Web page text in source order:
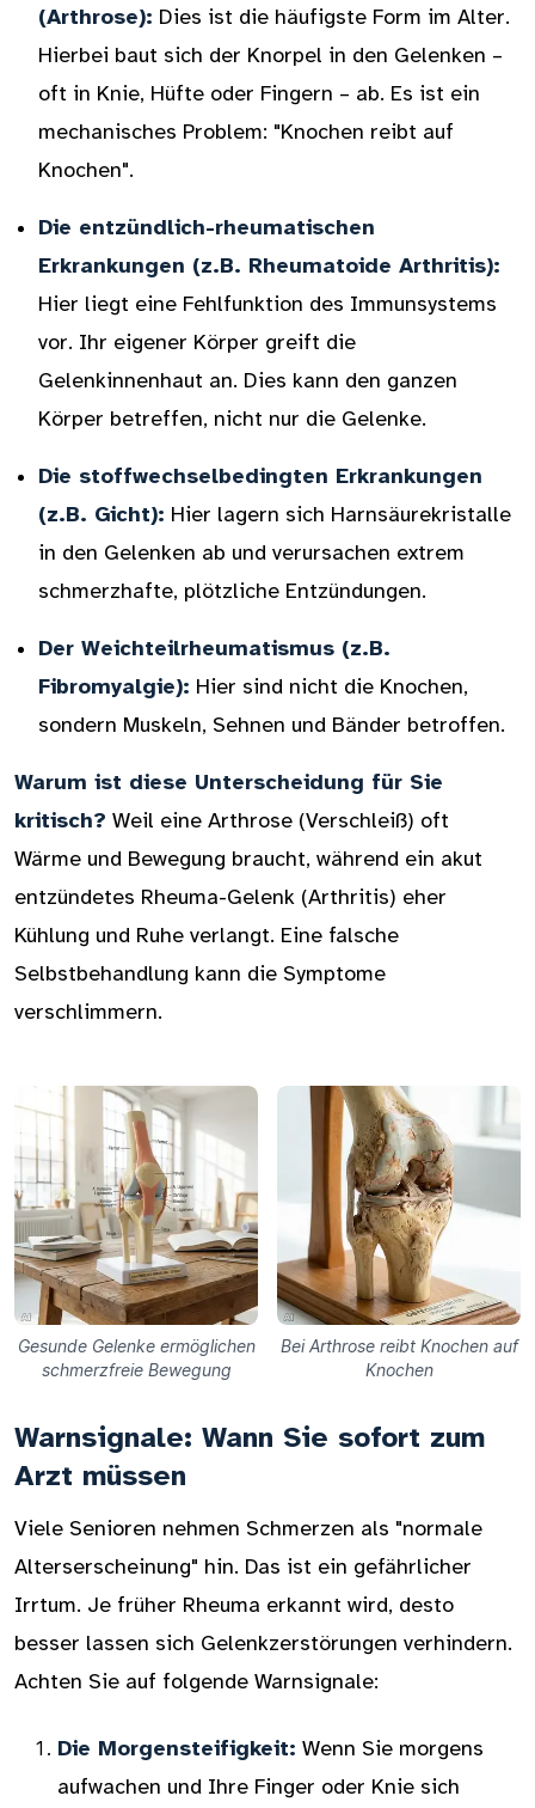
(Arthrose): Dies ist die häufigste Form im Alter.
Hierbei baut sich der Knorpel in den Gelenken –
oft in Knie, Hüfte oder Fingern – ab. Es ist ein
mechanisches Problem: "Knochen reibt auf
Knochen".
Die entzündlich-rheumatischen
Erkrankungen (z.B. Rheumatoide Arthritis):
Hier liegt eine Fehlfunktion des Immunsystems
vor. Ihr eigener Körper greift die
Gelenkinnenhaut an. Dies kann den ganzen
Körper betreffen, nicht nur die Gelenke.
Die stoffwechselbedingten Erkrankungen
(z.B. Gicht): Hier lagern sich Harnsäurekristalle
in den Gelenken ab und verursachen extrem
schmerzhafte, plötzliche Entzündungen.
Der Weichteilrheumatismus (z.B.
Fibromyalgie): Hier sind nicht die Knochen,
sondern Muskeln, Sehnen und Bänder betroffen.
Warum ist diese Unterscheidung für Sie
kritisch? Weil eine Arthrose (Verschleiß) oft
Wärme und Bewegung braucht, während ein akut
entzündetes Rheuma-Gelenk (Arthritis) eher
Kühlung und Ruhe verlangt. Eine falsche
Selbstbehandlung kann die Symptome
verschlimmern.
Gesunde Gelenke ermöglichen
schmerzfreie Bewegung
Bei Arthrose reibt Knochen auf
Knochen
Warnsignale: Wann Sie sofort zum
Arzt müssen
Viele Senioren nehmen Schmerzen als "normale
Alterserscheinung" hin. Das ist ein gefährlicher
Irrtum. Je früher Rheuma erkannt wird, desto
besser lassen sich Gelenkzerstörungen verhindern.
Achten Sie auf folgende Warnsignale:
Die Morgensteifigkeit: Wenn Sie morgens
aufwachen und Ihre Finger oder Knie sich